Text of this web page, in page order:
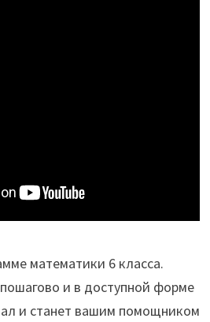
математики 6 класса.
и в доступной форме
и станет вашим помощником